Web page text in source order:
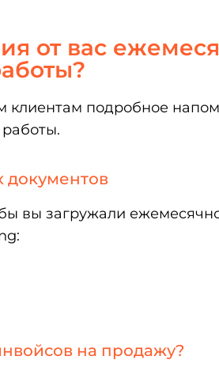
от вас
подробное
вы загружали
на продажу?